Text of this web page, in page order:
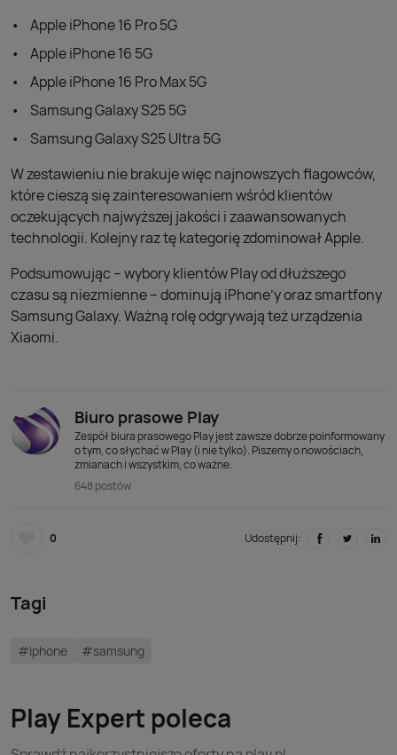
Apple iPhone 16 Pro 5G
Apple iPhone 16 5G
Apple iPhone 16 Pro Max 5G
Samsung Galaxy S25 5G
Samsung Galaxy S25 Ultra 5G
W zestawieniu nie brakuje więc najnowszych flagowców,
które cieszą się zainteresowaniem wśród klientów
oczekujących najwyższej jakości i zaawansowanych
technologii. Kolejny raz tę kategorię zdominował Apple.
Podsumowując – wybory klientów Play od dłuższego
czasu są niezmienne – dominują iPhone’y oraz smartfony
Samsung Galaxy. Ważną rolę odgrywają też urządzenia
Xiaomi.
Biuro prasowe Play
Zespół biura prasowego Play jest zawsze dobrze poinformowany
o tym, co słychać w Play (i nie tylko). Piszemy o nowościach,
zmianach i wszystkim, co ważne.
648 postów
0 Udostępnij:
Tagi
#iphone #samsung
Play Expert poleca